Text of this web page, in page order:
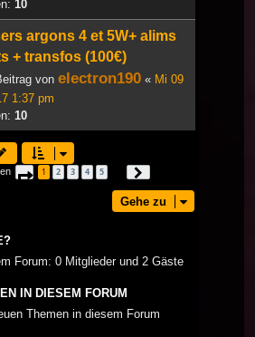
10
argons 4 et 5W+ alims
+ transfos (100€)
von electron190 « Mi 09
1:37 pm
10
Seite 1von 27
1 2 3 4 5
Gehe zu
Forum: 0 Mitglieder und 2 Gäste
IN DIESEM FORUM
Themen in diesem Forum